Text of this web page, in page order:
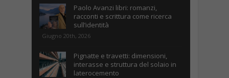
Paolo Avanzi libri: romanzi,
racconti e scrittura come ricerca
sull’identità
Giugno 20th, 2026
Pignatte e travetti: dimensioni,
interasse e struttura del solaio in
laterocemento